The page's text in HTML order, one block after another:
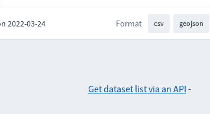
2022-03-24 Format csv geojson
Get dataset list via an API -